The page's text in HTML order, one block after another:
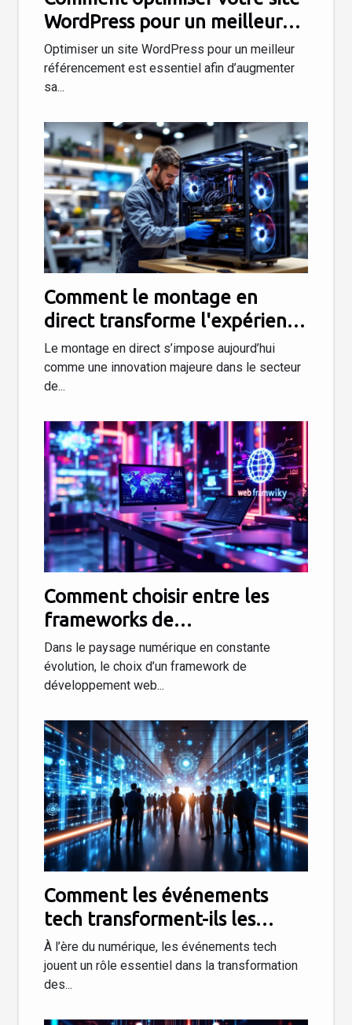
WordPress pour un meilleur
référencement ?
Optimiser un site WordPress pour un meilleur
référencement est essentiel afin d’augmenter
sa...
Comment le montage en
direct transforme l'expérience
d'achat de PC ?
Le montage en direct s’impose aujourd’hui
comme une innovation majeure dans le secteur
de...
Comment choisir entre les
frameworks de
développement web les plus
populaires en 2025 ?
Dans le paysage numérique en constante
évolution, le choix d’un framework de
développement web...
Comment les événements
tech transforment-ils les
stratégies d'entreprise ?
À l’ère du numérique, les événements tech
jouent un rôle essentiel dans la transformation
des...